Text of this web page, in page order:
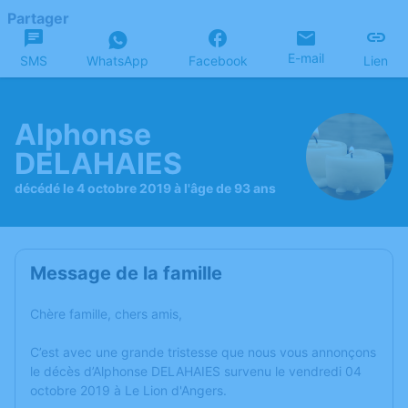
Partager
SMS WhatsApp Facebook E-mail Lien
Alphonse
DELAHAIES
décédé le 4 octobre 2019 à l'âge de 93 ans
Message de la famille
Chère famille, chers amis,
C’est avec une grande tristesse que nous vous annonçons
le décès d’Alphonse DELAHAIES survenu le vendredi 04
octobre 2019 à Le Lion d'Angers.